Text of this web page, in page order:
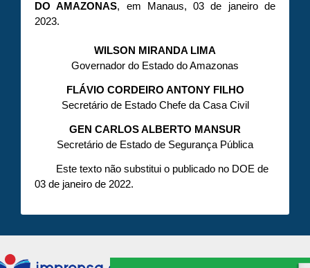
DO AMAZONAS, em Manaus, 03 de janeiro de
2023.
WILSON MIRANDA LIMA
Governador do Estado do Amazonas
FLÁVIO CORDEIRO ANTONY FILHO
Secretário de Estado Chefe da Casa Civil
GEN CARLOS ALBERTO MANSUR
Secretário de Estado de Segurança Pública
Este texto não substitui o publicado no DOE de
03 de janeiro de 2022.